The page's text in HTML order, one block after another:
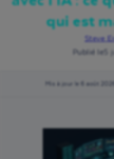
qui est
Steve
Publié le 5
Mis à jour le 6 août 2026